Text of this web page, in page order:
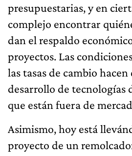
presupuestarias, y en
complejo encontrar
dan el respaldo
proyectos. Las
las tasas de cambio hacen
desarrollo de tecnologías
que están fuera de
Asimismo, hoy está
proyecto de un